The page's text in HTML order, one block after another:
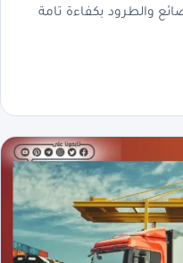
والطرود بكفاءة تامة